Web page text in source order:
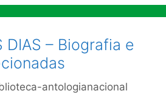
DIAS – Biografia e
antologianacional